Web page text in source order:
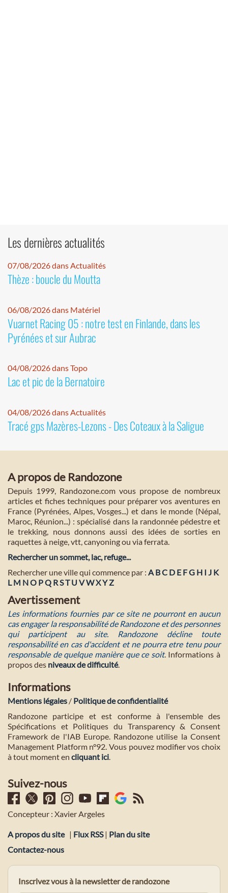
Les dernières actualités
07/08/2026 dans Actualités
Thèze : boucle du Moutta
06/08/2026 dans Matériel
Vuarnet Racing 05 : notre test en Finlande, dans les
Pyrénées et sur Aubrac
04/08/2026 dans Topo
Lac et pic de la Bernatoire
04/08/2026 dans Actualités
Tracé gps Mazères-Lezons - Des Coteaux à la Saligue
A propos de Randozone
Depuis 1999, Randozone.com vous propose de nombreux
articles et fiches techniques pour préparer vos aventures en
France (Pyrénées, Alpes, Vosges...) et dans le monde (Népal,
Maroc, Réunion...) : spécialisé dans la randonnée pédestre et
le trekking, nous donnons aussi des idées de sorties en
raquettes à neige, vtt, canyoning ou via ferrata.
Rechercher un sommet, lac, refuge...
Rechercher une ville qui commence par : A BC D E FG H I J K
L M NO PQ RST U VWXYZ
Avertissement
Les informations fournies par ce site ne pourront en aucun
cas engager la responsabilité de Randozone et des personnes
qui participent au site. Randozone décline toute
responsabilité en cas d'accident et ne pourra etre tenu pour
responsable de quelque manière que ce soit. Informations à
propos des niveaux de difficulté.
Informations
Mentions légales / Politique de confidentialité
Randozone participe et est conforme à l'ensemble des
Spécifications et Politiques du Transparency & Consent
Framework de l'IAB Europe. Randozone utilise la Consent
Management Platform n°92. Vous pouvez modifier vos choix
à tout moment en cliquant ici.
Suivez-nous
Concepteur : Xavier Argeles
A propos du site | Flux RSS| Plan du site
Contactez-nous
Inscrivez vous à la newsletter de randozone